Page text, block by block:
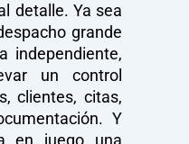
detalle. Ya sea
grande
independiente,
un control
clientes, citas,
Y